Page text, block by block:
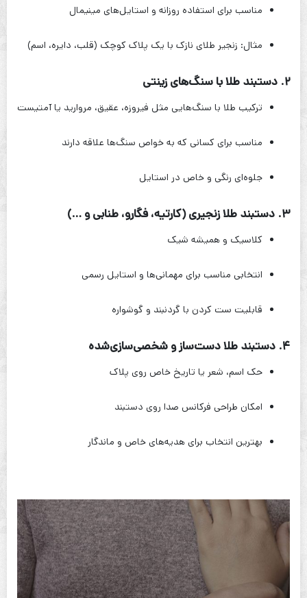
مناسب برای استفاده روزانه و استایل‌های مینیمال
مثال: زنجیر طلای نازک با یک پلاک کوچک (قلب، دایره، اسم)
۲. دستبند طلا با سنگ‌های زینتی
ترکیب طلا با سنگ‌هایی مثل فیروزه، عقیق، مروارید یا آمتیست
مناسب برای کسانی که به خواص سنگ‌ها علاقه دارند
جلوه‌ای رنگی و خاص در استایل
۳. دستبند طلا زنجیری (کارتیه، فگارو، طنابی و …)
کلاسیک و همیشه شیک
انتخابی مناسب برای مهمانی‌ها و استایل رسمی
قابلیت ست کردن با گردنبند و گوشواره
۴. دستبند طلا دست‌ساز و شخصی‌سازی‌شده
حک اسم، شعر یا تاریخ خاص روی پلاک
امکان طراحی فرکانس صدا روی دستبند
بهترین انتخاب برای هدیه‌های خاص و ماندگار